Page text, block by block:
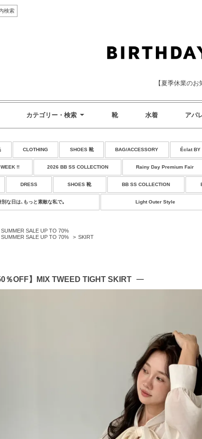
検索
【夏季休業のお
カテゴリー・検索 靴 水着 アパ
CLOTHING SHOES 靴 BAG/ACCESSORY Éclat BY
!! 2026 BB SS COLLECTION Rainy Day Premium Fair
DRESS SHOES 靴 BB SS COLLECTION
別な日は､もっと素敵な私で｡ Light Outer Style
SALE UP TO 70%
SALE UP TO 70% > SKIRT
％OFF】MIX TWEED TIGHT SKIRT